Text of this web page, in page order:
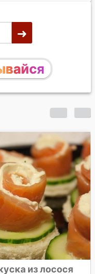
с
рыбой и
сыром